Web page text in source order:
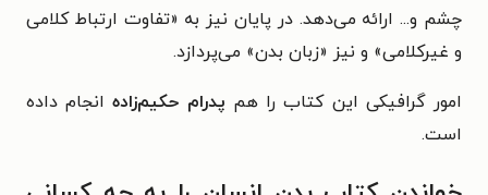
چشم و... ارائه می‌دهد. در پایان نیز به «تفاوت ارتباط كلامی
و غیركلامی» و نیز «زبان بدن» می‌پردازد.
امور گرافیکی این کتاب را هم پدرام حکیم‌زادهانجام داده
است.